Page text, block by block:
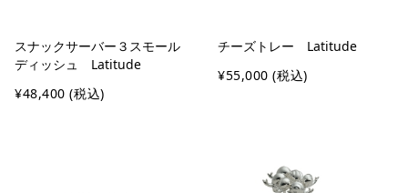
スナックサーバー３スモール
ディッシュ Latitude
¥48,400 (税込)
チーズトレー Latitude
¥55,000 (税込)